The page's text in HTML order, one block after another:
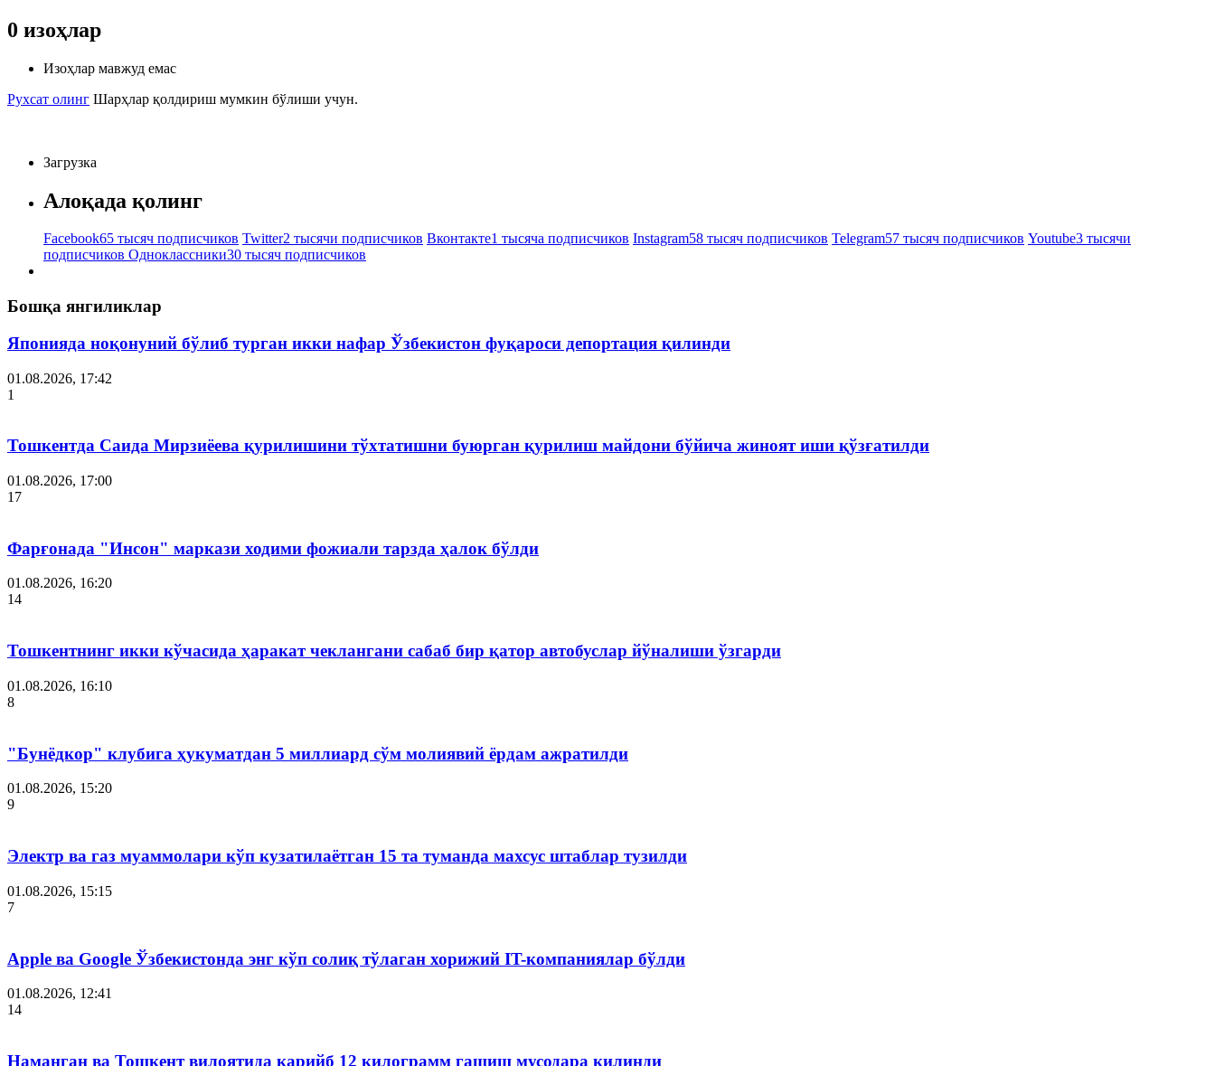
0 изоҳлар
Изоҳлар мавжуд емас
Рухсат олинг Шарҳлар қолдириш мумкин бўлиши учун.
Загрузка
Алоқада қолинг
Facebook65 тысяч подписчиков Twitter2 тысячи подписчиков Вконтакте1 тысяча подписчиков Instagram58 тысяч подписчиков Telegram57 тысяч подписчиков Youtube3 тысячи
подписчиков Одноклассники30 тысяч подписчиков
Бошқа янгиликлар
Японияда ноқонуний бўлиб турган икки нафар Ўзбекистон фуқароси депортация қилинди
01.08.2026, 17:42
1
Тошкентда Саида Мирзиёева қурилишини тўхтатишни буюрган қурилиш майдони бўйича жиноят иши қўзғатилди
01.08.2026, 17:00
17
Фарғонада "Инсон" маркази ходими фожиали тарзда ҳалок бўлди
01.08.2026, 16:20
14
Тошкентнинг икки кўчасида ҳаракат чеклангани сабаб бир қатор автобуслар йўналиши ўзгарди
01.08.2026, 16:10
8
"Бунёдкор" клубига ҳукуматдан 5 миллиард сўм молиявий ёрдам ажратилди
01.08.2026, 15:20
9
Электр ва газ муаммолари кўп кузатилаётган 15 та туманда махсус штаблар тузилди
01.08.2026, 15:15
7
Apple ва Google Ўзбекистонда энг кўп солиқ тўлаган хорижий IT-компаниялар бўлди
01.08.2026, 12:41
14
Наманган ва Тошкент вилоятида қарийб 12 килограмм гашиш мусодара қилинди